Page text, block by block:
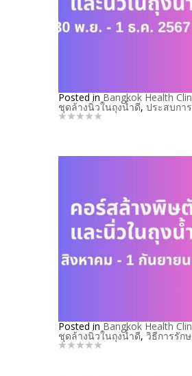
Posted inBangkok Health
ชุดล้างนิ่วในถุงน้ำดี, ประสบกา
Posted inBangkok Health
ชุดล้างนิ่วในถุงน้ำดี, วิธีการรัก